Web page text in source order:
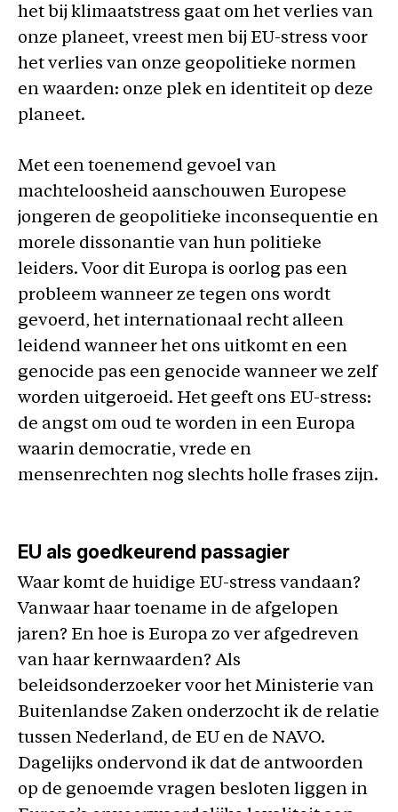
het bij klimaatstress gaat om het verlies van
onze planeet, vreest men bij EU-stress voor
het verlies van onze geopolitieke normen
en waarden: onze plek en identiteit op deze
planeet.
Met een toenemend gevoel van
machteloosheid aanschouwen Europese
jongeren de geopolitieke inconsequentie en
morele dissonantie van hun politieke
leiders. Voor dit Europa is oorlog pas een
probleem wanneer ze tegen ons wordt
gevoerd, het internationaal recht alleen
leidend wanneer het ons uitkomt en een
genocide pas een genocide wanneer we zelf
worden uitgeroeid. Het geeft ons EU-stress:
de angst om oud te worden in een Europa
waarin democratie, vrede en
mensenrechten nog slechts holle frases zijn.
EU als goedkeurend passagier
Waar komt de huidige EU-stress vandaan?
Vanwaar haar toename in de afgelopen
jaren? En hoe is Europa zo ver afgedreven
van haar kernwaarden? Als
beleidsonderzoeker voor het Ministerie van
Buitenlandse Zaken onderzocht ik de relatie
tussen Nederland, de EU en de NAVO.
Dagelijks ondervond ik dat de antwoorden
op de genoemde vragen besloten liggen in